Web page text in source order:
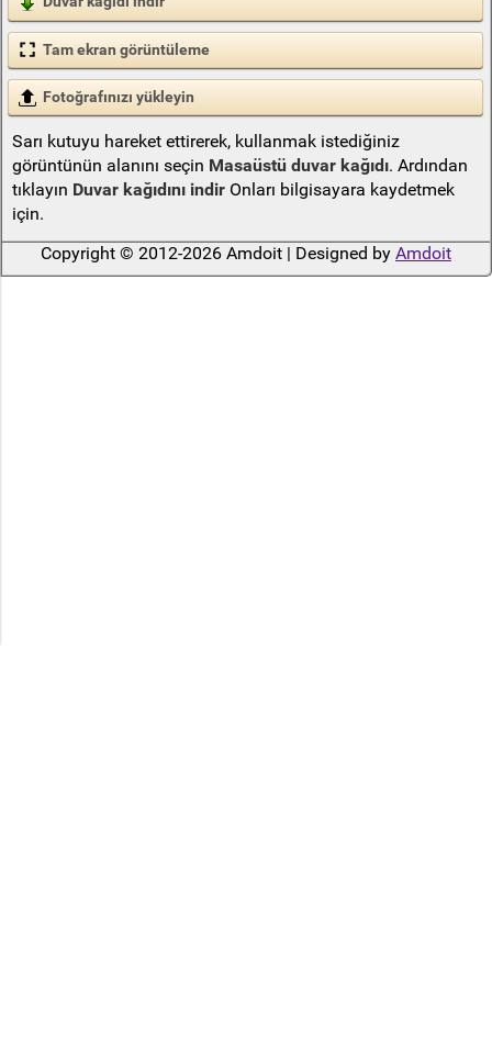
Tam ekran görüntüleme
Fotoğrafınızı yükleyin
Sarı kutuyu hareket ettirerek, kullanmak istediğiniz
görüntünün alanını seçin Masaüstü duvar kağıdı. Ardından
tıklayın Duvar kağıdını indirOnları bilgisayara kaydetmek
için.
Copyright © 2012-2026 Amdoit | Designed by Amdoit